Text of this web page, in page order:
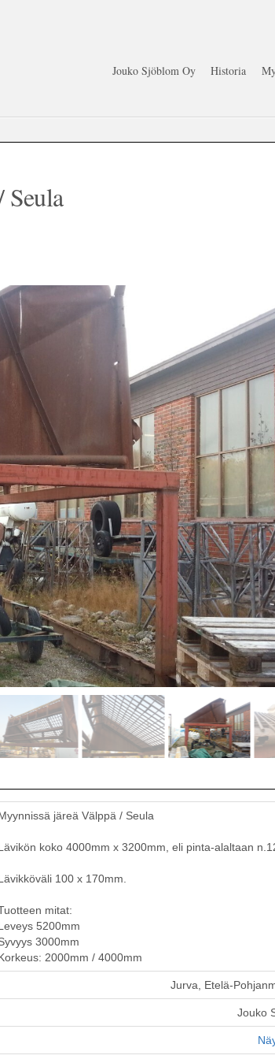
Jouko Sjöblom Oy Historia
järeä Välppä / Seula
koko 4000mm x 3200mm, eli pinta-alaltaan
100 x 170mm.
mitat:
5200mm
3000mm
2000mm / 4000mm
Jurva, Etelä-
Jouko